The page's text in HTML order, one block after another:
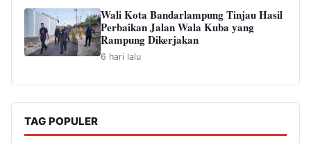
Wali Kota Bandarlampung Tinjau Hasil
Perbaikan Jalan Wala Kuba yang
Rampung Dikerjakan
6 hari lalu
TAG POPULER